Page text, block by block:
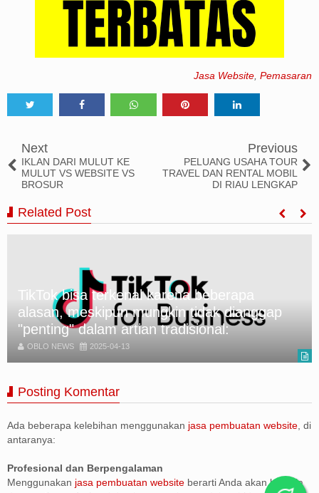
Jasa Website Pemasaran
Next
IKLAN DARI MULUT KE
MULUT VS WEBSITE VS
BROSUR
Previous
PELUANG USAHA TOUR
TRAVEL DAN RENTAL MOBIL
DI RIAU LENGKAP
Related Post
Tiktok Shop Vs Shopee Bagusan Mana
OBLO NEWS 2025-04-13
Posting Komentar
Ada beberapa kelebihan menggunakan jasa pembuatan website , di
antaranya:
Profesional dan Berpengalaman
Menggunakan jasa pembuatan website berarti Anda akan bekerja